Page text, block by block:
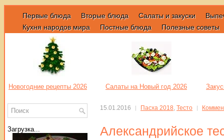
Первые блюда Вторые блюда Салаты и закуски
Кухня народов мира
Постные блюда Полезные советы
Новогодние рецепты 2026 Салаты на Новый год 2026
15.01.2016 Пасха 2018, Тесто
Александрийское
Загрузка...